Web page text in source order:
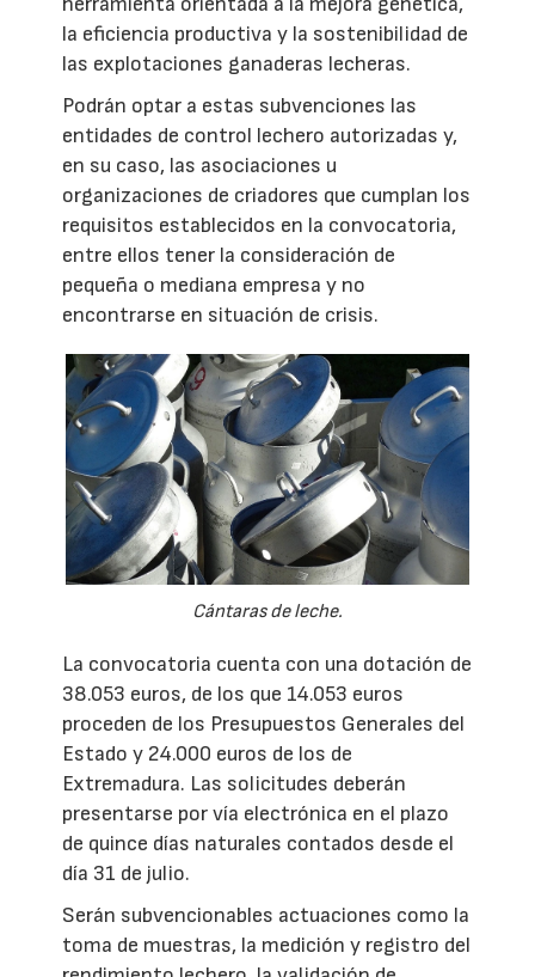
la eficiencia productiva y la sostenibilidad de
las explotaciones ganaderas lecheras.
Podrán optar a estas subvenciones las
entidades de control lechero autorizadas y,
en su caso, las asociaciones u
organizaciones de criadores que cumplan los
requisitos establecidos en la convocatoria,
entre ellos tener la consideración de
pequeña o mediana empresa y no
encontrarse en situación de crisis.
Cántaras de leche.
La convocatoria cuenta con una dotación de
38.053 euros, de los que 14.053 euros
proceden de los Presupuestos Generales del
Estado y 24.000 euros de los de
Extremadura. Las solicitudes deberán
presentarse por vía electrónica en el plazo
de quince días naturales contados desde el
día 31 de julio.
Serán subvencionables actuaciones como la
toma de muestras, la medición y registro del